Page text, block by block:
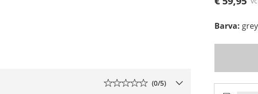
Barva: grey
(0/5)